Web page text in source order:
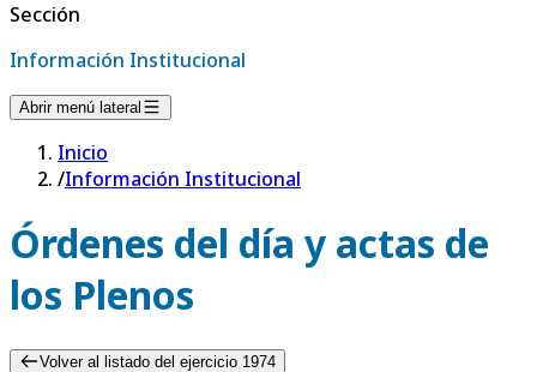
Sección
Información Institucional
Abrir menú lateral
Inicio
/Información Institucional
Órdenes del día y actas de
los Plenos
Volver al listado del ejercicio 1974